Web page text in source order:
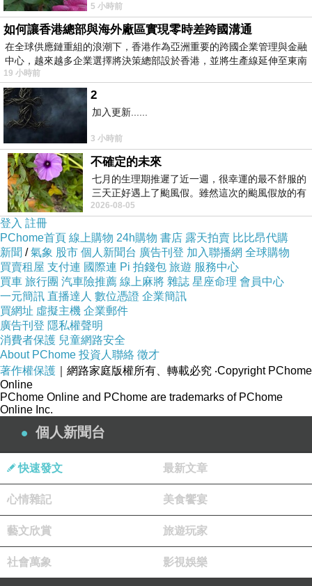
山佛山泰華衡恆嵩 一山之高
5 小時前
如何讓香港總部與海外廠區實現零時差跨國溝通
在全球供應鏈重組的浪潮下，香港作為亞洲重要的跨國企業管理與金融
中心，越來越多企業選擇將決策總部設於香港，並將生產線延伸至東南
19 小時前
2
加入更新......
3 小時前
不確定的未來
七月的生理期推遲了近一週，很幸運的最不舒服的
三天正好遇上了颱風假。雖然這次的颱風假放的有
點虛，因為風雨不大，但這也是最想要的
2026-08-05
登入 註冊
PChome首頁 線上購物 24h購物 書店 露天拍賣 比比昂代購
新聞 /氣象 股市 個人新聞台 廣告刊登 加入聯播網 全球購物
買賣租屋 支付連 國際連 Pi 拍錢包 旅遊 服務中心
買車 旅行團 汽車險推薦 線上麻將 雜誌 星座命理 會員中心
一元簡訊 直播達人 數位憑證 企業簡訊
買網址 虛擬主機 企業郵件
廣告刊登 隱私權聲明
消費者保護 兒童網路安全
About PChome 投資人聯絡 徵才
著作權保護 ｜網路家庭版權所有、轉載必究 ‧Copyright PChome
Online
PChome Online and PChome are trademarks of PChome
Online Inc.
個人新聞台
快速發文 最新文章
心情雜記 美食饗宴
藝文欣賞 旅遊玩家
社會萬象 影視娛樂